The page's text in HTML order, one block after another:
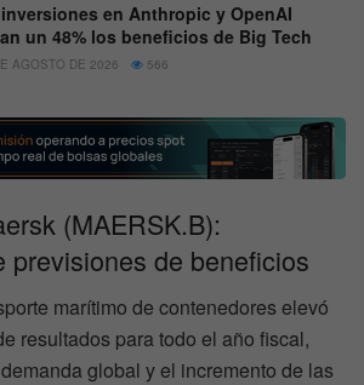
en Anthropic y OpenAI
un 48% los beneficios de Big Tech
AGOSTO DE 2026 566
(MAERSK.B):
previsiones de beneficios
marítimo de contenedores elevó
resultados para todo el año fiscal,
global y el incremento de las